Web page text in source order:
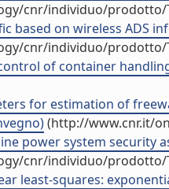
cnr/individuo/prodotto/
based on wireless ADS
cnr/individuo/prodotto/
of container
for estimation of
(http://www.cnr.it/
power system security
cnr/individuo/prodotto/
least-squares: